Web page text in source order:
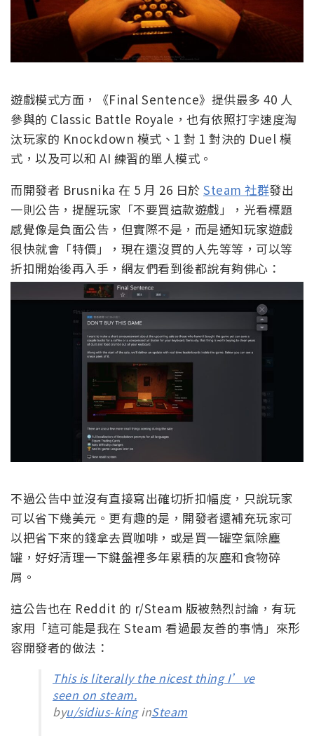
遊戲模式方面，《Final Sentence》提供最多 40 人
參與的 Classic Battle Royale，也有依照打字速度淘
汰玩家的 Knockdown 模式、1 對 1 對決的 Duel 模
式，以及可以和 AI 練習的單人模式。
而開發者 Brusnika 在 5 月 26 日於 Steam 社群發出
一則公告，提醒玩家「不要買這款遊戲」，光看標題
感覺像是負面公告，但實際不是，而是通知玩家遊戲
很快就會「特價」，現在還沒買的人先等等，可以等
折扣開始後再入手，網友們看到後都說有夠佛心：
不過公告中並沒有直接寫出確切折扣幅度，只說玩家
可以省下幾美元。更有趣的是，開發者還補充玩家可
以把省下來的錢拿去買咖啡，或是買一罐空氣除塵
罐，好好清理一下鍵盤裡多年累積的灰塵和食物碎
屑。
這公告也在 Reddit 的 r/Steam 版被熱烈討論，有玩
家用「這可能是我在 Steam 看過最友善的事情」來形
容開發者的做法：
This is literally the nicest thing I’ve
seen on steam.
byu/sidius-kinginSteam